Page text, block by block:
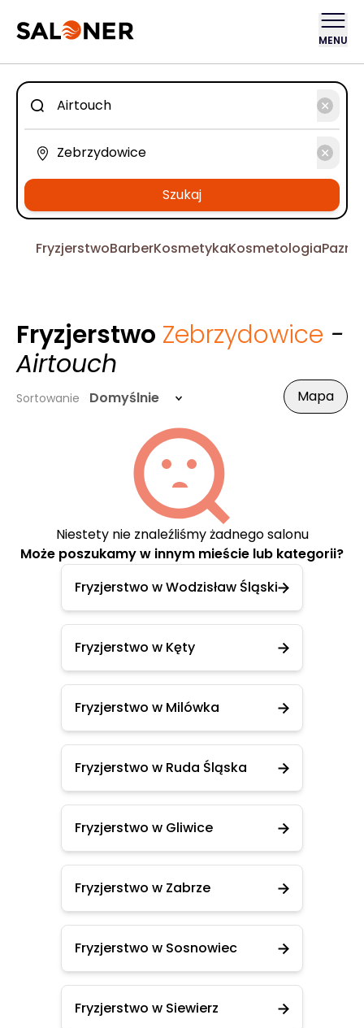
MENU
Szukaj
FryzjerstwoBarberKosmetykaKosmetologia
Fryzjerstwo Zebrzydowice -
Airtouch
Sortowanie Domyślnie Mapa
Niestety nie znaleźliśmy żadnego salonu
Może poszukamy w innym mieście lub kategorii?
Fryzjerstwo w Wodzisław Śląski
Fryzjerstwo w Kęty
Fryzjerstwo w Milówka
Fryzjerstwo w Ruda Śląska
Fryzjerstwo w Gliwice
Fryzjerstwo w Zabrze
Fryzjerstwo w Sosnowiec
Fryzjerstwo w Siewierz